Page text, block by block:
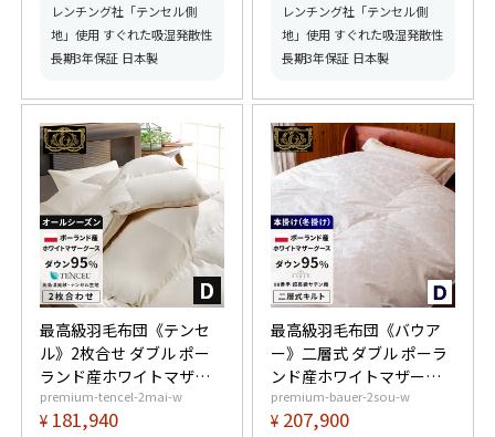
マーク取得】
レンチング社「テンセル側
地」使用 すぐれた吸湿発散性
長期3年保証 日本製
得】【グッドふとんマー
ク取得】
レンチング社「テンセル側
地」使用 すぐれた吸湿発散性
長期3年保証 日本製
最高級羽毛布団《テンセ
ル》2枚合せ ダブル ポー
ランド産ホワイトマザー
グースダウン95% (440dp
以上) 合掛1.2kg、薄掛
premium-tencel-2mai-w
¥ 181,940
最高級羽毛布団《バウア
ー》二層式 ダブル ポーラ
ンド産ホワイトマザーグ
ースダウン95% (440dp以
上) 羽毛量1.8kg 【6つ星
premium-bauer-2sou-w
¥ 207,900